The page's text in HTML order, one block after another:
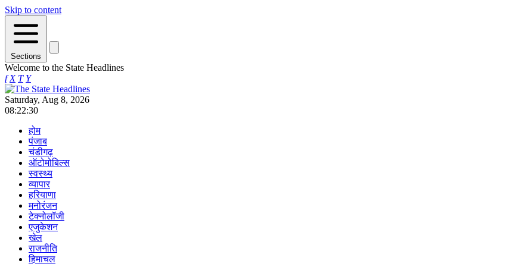
Skip to content
Sections
Welcome to the State Headlines
f X T Y
Saturday, Aug 8, 2026
08:22:30
होम
पंजाब
चंडीगढ़
ऑटोमोबिल्स
स्वस्थ्य
व्यापार
हरियाणा
मनोरंजन
टेक्नोलॉजी
एजुकेशन
खेल
राजनीति
हिमाचल